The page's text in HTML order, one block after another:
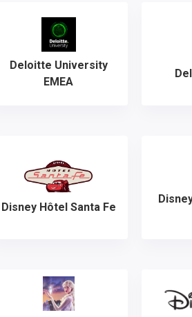
Deloitte University
EMEA
Disney Hôtel Santa Fe